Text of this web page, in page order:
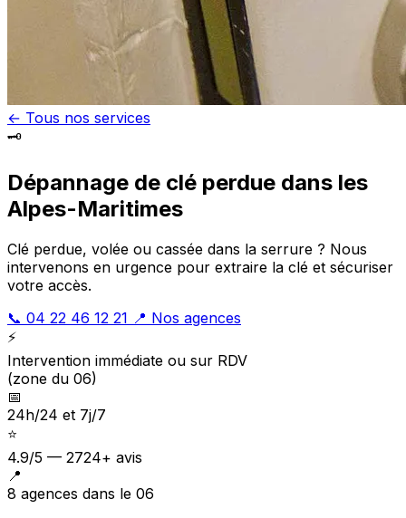
← Tous nos services
🗝️
Dépannage de clé perdue dans les
Alpes-Maritimes
Clé perdue, volée ou cassée dans la serrure ? Nous
intervenons en urgence pour extraire la clé et sécuriser
votre accès.
📞 04 22 46 12 21 📍 Nos agences
⚡
Intervention immédiate ou sur RDV
(zone du 06)
📅
24h/24 et 7j/7
⭐
4.9/5 — 2724+ avis
📍
8 agences dans le 06